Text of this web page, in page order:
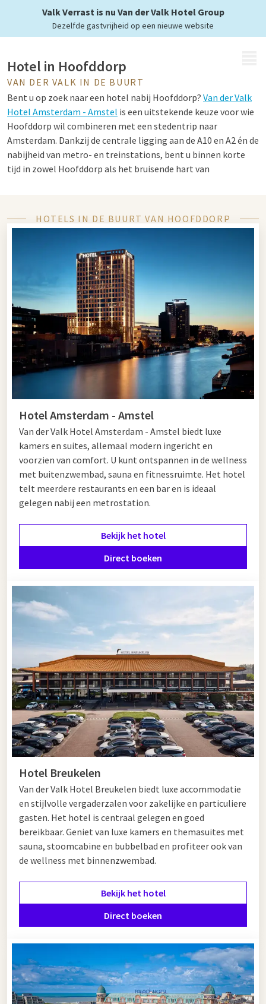
Valk Verrast is nu Van der Valk Hotel Group
Dezelfde gastvrijheid op een nieuwe website
Hotel in Hoofddorp
VAN DER VALK IN DE BUURT
Bent u op zoek naar een hotel nabij Hoofddorp? Van der Valk
Hotel Amsterdam - Amstel is een uitstekende keuze voor wie
Hoofddorp wil combineren met een stedentrip naar
Amsterdam. Dankzij de centrale ligging aan de A10 en A2 én de
nabijheid van metro- en treinstations, bent u binnen korte
tijd in zowel Hoofddorp als het bruisende hart van
suites, twee uitstekende restaurants, een sfeervolle bar, een
moderne fitnessruimte. Ideaal voor zowel een zakelijk verblijf
als een ontspannen weekendje weg.
Tips voor in Hoofddorp en Amsterdam
Hoofddorp is een verrassend veelzijdige bestemming. Wandel
of fiets door het Haarlemmermeerse Bos, bezoek het
Historisch Museum Haarlemmermeer of struin door het
winkelcentrum Vier Meren. Voor natuurliefhebbers is er ook
het Groene Weelde natuurgebied, perfect voor een rustige
Hoofddorp? Bezoek dan het nabijgelegen speelbos of
organiseer een picknick in Park 21, een uitgestrekt
recreatiegebied. In het centrum vindt u bovendien gezellige
restaurants en cafés waar u kunt genieten van een lunch of
diner. Zo combineert Hoofddorp natuur, cultuur en gemak in
één toegankelijke bestemming.
Rijksmuseum, het Anne Frank Huis en het Van Gogh Museum.
Maak een romantische rondvaart door de grachten of bezoek
trendy buurten zoals De Pijp, Amsterdam-Noord of de
Jordaan. In de Kalverstraat, PC Hooftstraat en de Negen
Straatjes kunnen shopliefhebbers hun hart ophalen.
Hotel in de buurt van Hoofddorp
Wanneer u op zoek bent naar een hotel in de buurt van
Hoofddorp, biedt Van der Valk Hotel Amsterdam - Amstel
alles wat u zoekt. Luxe kamers, culinaire faciliteiten, wellness,
fitness en uitstekendebereikbaarheidmaken dit hotel de
perfecte uitvalsbasis voor een veelzijdig verblijf dichtbij
Hoofddorp én Amsterdam. Reserveer vandaag nog en geniet
van comfort en gastvrijheid op topniveau!
HOTELS IN DE BUURT VAN HOOFDDORP
Hotel Amsterdam - Amstel
Van der Valk Hotel Amsterdam - Amstel biedt luxe
kamers en suites, allemaal modern ingericht en
voorzien van comfort. U kunt ontspannen in de wellness
met buitenzwembad, sauna en fitnessruimte. Het hotel
telt meerdere restaurants en een bar en is ideaal
gelegen nabij een metrostation.
Bekijk het hotel
Direct boeken
Hotel Breukelen
Van der Valk Hotel Breukelen biedt luxe accommodatie
en stijlvolle vergaderzalen voor zakelijke en particuliere
gasten. Het hotel is centraal gelegen en goed
bereikbaar. Geniet van luxe kamers en themasuites met
sauna, stoomcabine en bubbelbad en profiteer ook van
de wellness met binnenzwembad.
Bekijk het hotel
Direct boeken